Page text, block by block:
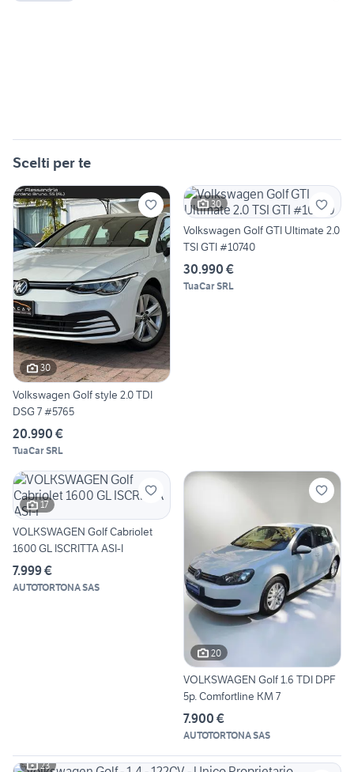
Scelti per te
30
Volkswagen Golf style 2.0 TDI
DSG 7 #5765
20.990 €
TuaCar SRL
30
Volkswagen Golf GTI Ultimate 2.0
TSI GTI #10740
30.990 €
TuaCar SRL
17
VOLKSWAGEN Golf Cabriolet
1600 GL ISCRITTA ASI-I
7.999 €
AUTOTORTONA SAS
20
VOLKSWAGEN Golf 1.6 TDI DPF
5p. Comfortline KM 7
7.900 €
AUTOTORTONA SAS
23